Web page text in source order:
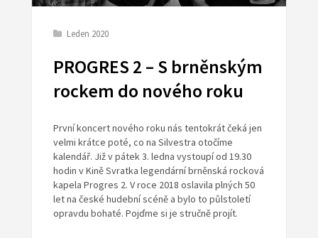
Leden 2020
PROGRES 2 – S brněnským
rockem do nového roku
První koncert nového roku nás tentokrát čeká jen
velmi krátce poté, co na Silvestra otočíme
kalendář. Již v pátek 3. ledna vystoupí od 19.30
hodin v Kině Svratka legendární brněnská rocková
kapela Progres 2. V roce 2018 oslavila plných 50
let na české hudební scéně a bylo to půlstoletí
opravdu bohaté. Pojďme si je stručně projít.